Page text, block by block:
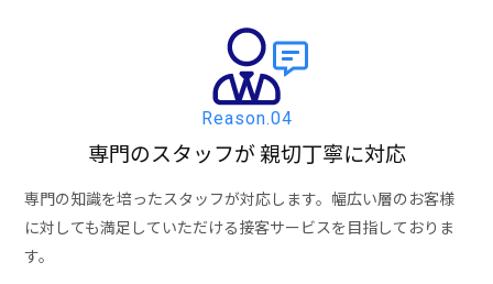
Reason.04
専門のスタッフが親切丁寧に対応
専門の知識を培ったスタッフが対応します。幅広い層のお客様
に対しても満足していただける接客サービスを目指しておりま
す。